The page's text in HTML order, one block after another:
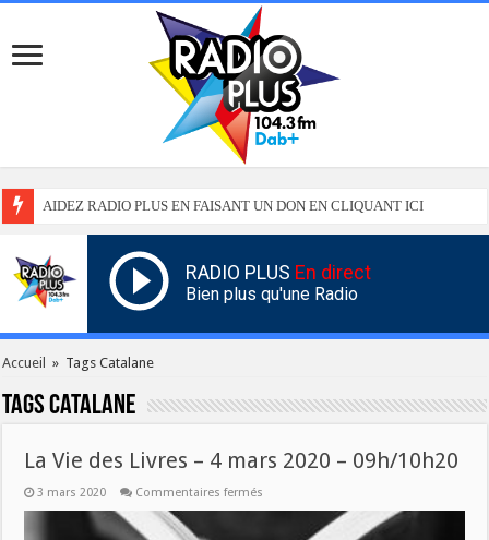
AIDEZ RADIO PLUS EN FAISANT UN DON EN CLIQUANT ICI
RADIO PLUS En direct
Bien plus qu'une Radio
Accueil » Tags Catalane
TagsCatalane
La Vie des Livres – 4 mars 2020 – 09h/10h20
3 mars 2020 Commentaires fermés